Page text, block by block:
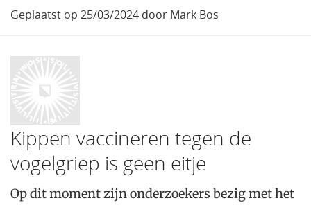
Geplaatst op 25/03/2024 door Mark Bos
Kippen vaccineren tegen de
vogelgriep is geen eitje
Op dit moment zijn onderzoekers bezig met het